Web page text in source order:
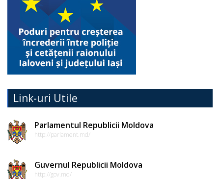
Link-uri Utile
Parlamentul Republicii Moldova
http://parlament.md/
Guvernul Republicii Moldova
http://gov.md/